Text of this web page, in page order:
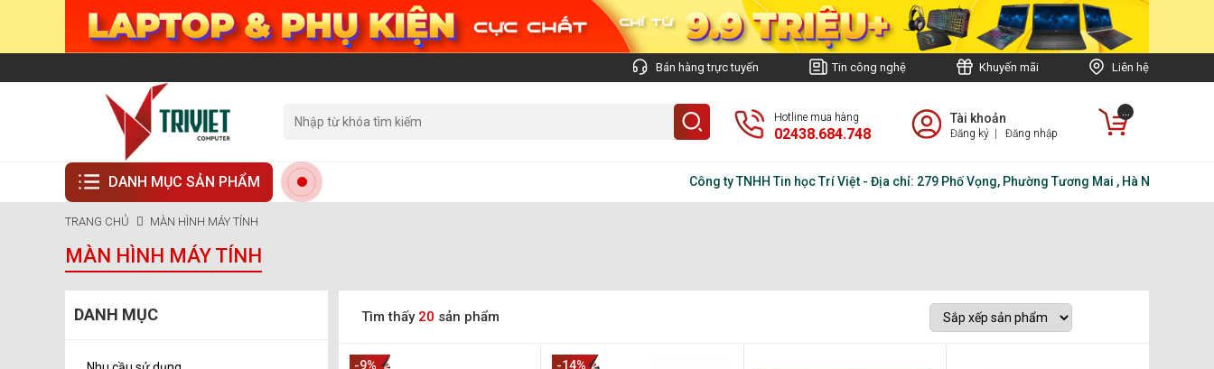
Bán hàng trực tuyến Tin công nghệ Khuyến mãi Liên hệ
Hotline mua hàng
02438.684.748
Tài khoản
Đăng ký Đăng nhập
...
DANH MỤC SẢN PHẨM Công ty TNHH Tin học Trí Việt - Địa chỉ: 279 Phố Vọng, Phường Tương Mai , Hà Nội - Điện thoại:
TRANG CHỦ MÀN HÌNH MÁY TÍNH
MÀN HÌNH MÁY TÍNH
DANH MỤC Tìm thấy 20 sản phẩm
-9% -14%